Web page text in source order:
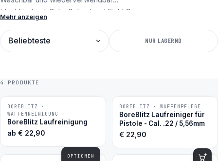
Ideal für Jagd, Schießstand und Field Care
Mehr anzeigen
SORTIERUNG NUR LAGERND
4 PRODUKTE
BESTSELLER
BOREBLITZ ·
WAFFENREINIGUNG
BoreBlitz Laufreinigung
ab € 22,90
OPTIONEN
BESTSELLER
BOREBLITZ · WAFFENPFLEGE
BoreBlitz Laufreiniger für
Pistole - Cal. .22 / 5,56mm
€ 22,90